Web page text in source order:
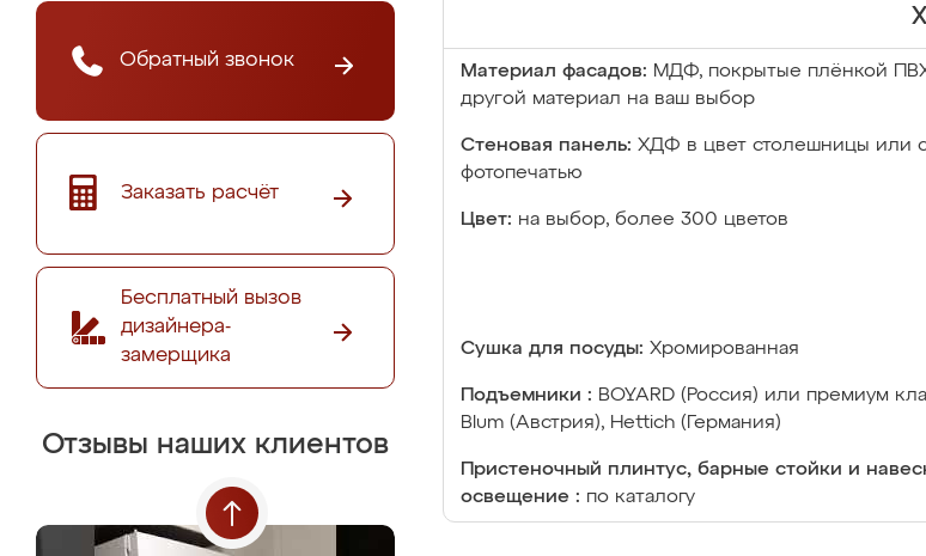
Обратный звонок
Заказать расчёт
Бесплатный вызов
дизайнера-
замерщика
Отзывы наших клиентов
Материал фасадов: МДФ, покрытые плёнкой
другой материал на ваш выбор
Стеновая панель: ХДФ в цвет столешницы или
фотопечатью
Цвет: на выбор, более 300 цветов
Сушка для посуды: Хромированная
Подъемники : BOYARD (Россия) или премиум
Blum (Австрия), Hettich (Германия)
Пристеночный плинтус, барные стойки и
освещение : по каталогу